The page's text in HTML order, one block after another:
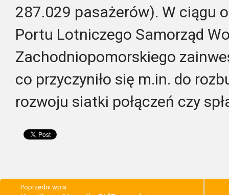
287.029 pasażerów). W ciągu
Portu Lotniczego Samorząd
Zachodniopomorskiego
co przyczyniło się m.in. do
rozwoju siatki połączeń czy
Poprzedni wpis